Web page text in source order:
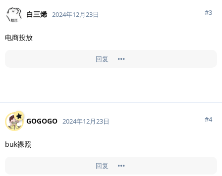
白三烯 2024年12月23日 #3
电商投放
回复
GOGOGO 2024年12月23日 #4
buk裸照
回复